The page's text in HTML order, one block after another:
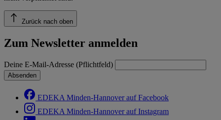
Zurück nach oben
Zum Newsletter anmelden
Deine E-Mail-Adresse (Pflichtfeld)
Absenden
EDEKA Minden-Hannover auf Facebook
EDEKA Minden-Hannover auf Instagram